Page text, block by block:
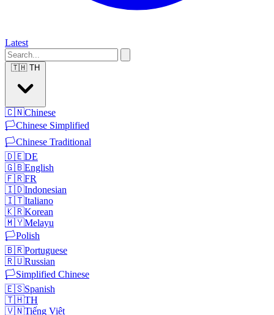
Latest
🇹🇭 TH
🇨🇳Chinese
🏳️Chinese Simplified
🏳️Chinese Traditional
🇩🇪DE
🇬🇧English
🇫🇷FR
🇮🇩Indonesian
🇮🇹Italiano
🇰🇷Korean
🇲🇾Melayu
🏳️Polish
🇧🇷Portuguese
🇷🇺Russian
🏳️Simplified Chinese
🇪🇸Spanish
🇹🇭TH
🇻🇳Tiếng Việt